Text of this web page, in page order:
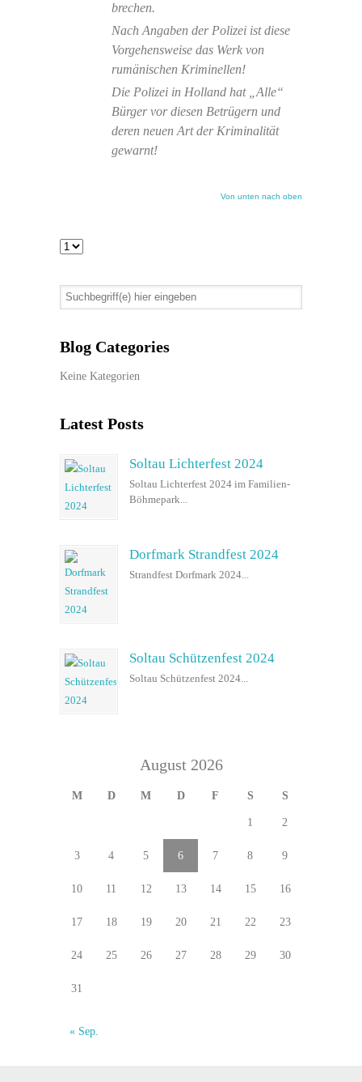
brechen.
Nach Angaben der Polizei ist diese
Vorgehensweise das Werk von
rumänischen Kriminellen!
Die Polizei in Holland hat „Alle“
Bürger vor diesen Betrügern und
deren neuen Art der Kriminalität
gewarnt!
Von unten nach oben
Blog Categories
Keine Kategorien
Latest Posts
Soltau Lichterfest 2024
Soltau Lichterfest 2024 im Familien-
Böhmepark...
Dorfmark Strandfest 2024
Strandfest Dorfmark 2024...
Soltau Schützenfest 2024
Soltau Schützenfest 2024...
August 2026
M D M D F S S
1 2
3 4 5 6 7 8 9
10 11 12 13 14 15 16
17 18 19 20 21 22 23
24 25 26 27 28 29 30
31
« Sep.